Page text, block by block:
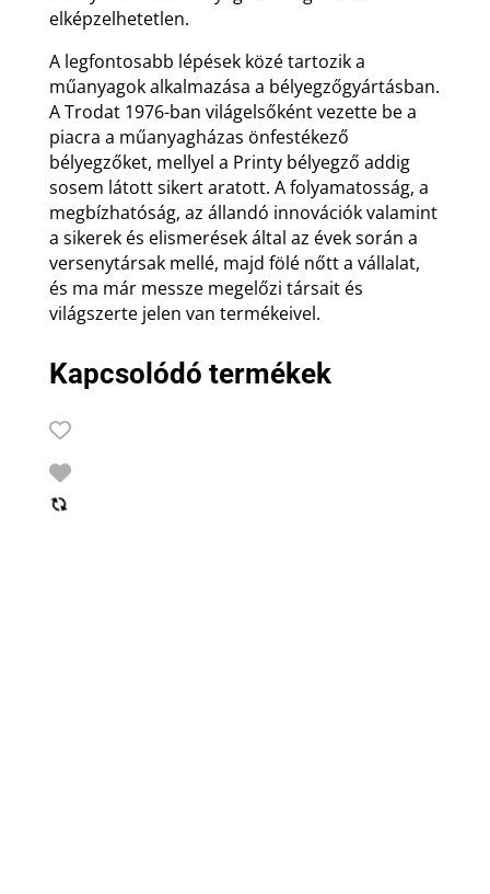
elképzelhetetlen.
A legfontosabb lépések közé tartozik a
műanyagok alkalmazása a bélyegzőgyártásban.
A Trodat 1976-ban világelsőként vezette be a
piacra a műanyagházas önfestékező
bélyegzőket, mellyel a Printy bélyegző addig
sosem látott sikert aratott. A folyamatosság, a
megbízhatóság, az állandó innovációk valamint
a sikerek és elismerések által az évek során a
versenytársak mellé, majd fölé nőtt a vállalat,
és ma már messze megelőzi társait és
világszerte jelen van termékeivel.
Kapcsolódó termékek